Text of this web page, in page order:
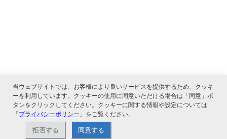
関連サービス
当ウェブサイトでは、お客様により良いサービスを提供するため、クッキ
ーを利用しています。クッキーの使用に同意いただける場合は「同意」ボ
タンをクリックしてください。クッキーに関する情報や設定については
「プライバシーポリシー 」をご覧ください。
拒否する 同意する